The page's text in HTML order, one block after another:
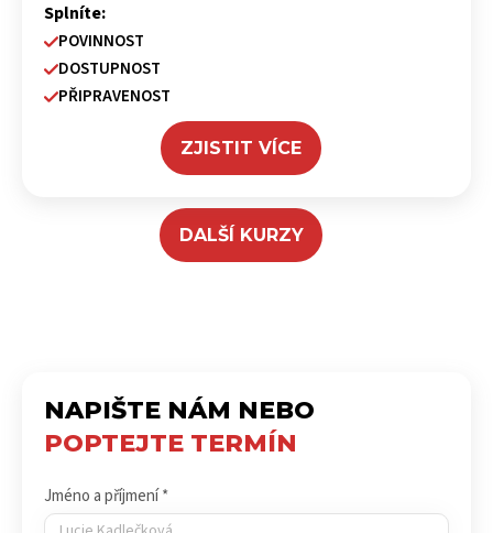
Splníte:
POVINNOST
DOSTUPNOST
PŘIPRAVENOST
ZJISTIT VÍCE
DALŠÍ KURZY
NAPIŠTE NÁM NEBO
POPTEJTE TERMÍN
Jméno a příjmení *